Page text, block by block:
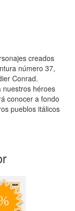
creados
número 37,
Conrad.
nuestros héroes
conocer a fondo
pueblos itálicos